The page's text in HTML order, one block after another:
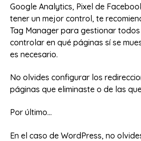
Google Analytics, Pixel de
tener un mejor control, te
Tag Manager para gestionar
controlar en qué páginas sí se
es necesario.
No olvides configurar los
páginas que eliminaste o de las
Por último...
En el caso de WordPress, no